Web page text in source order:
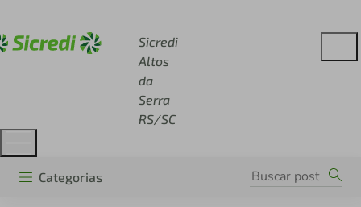
Sicredi
Altos
da
Serra
RS/SC
Categorias